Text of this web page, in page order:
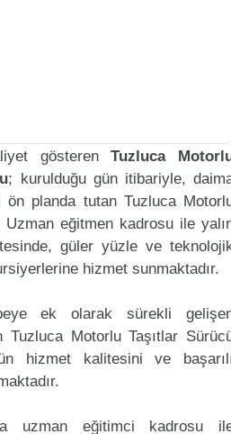
gösterenTuzluca
; kurulduğu gün itibariyle,
ön planda tutan Tuzluca
Uzman eğitmen kadrosu ile
güler yüzle ve
hizmet sunmaktadır.
ek olarak sürekli
Motorlu Taşıtlar
hizmet kalitesini ve
uzman eğitimci kadrosu